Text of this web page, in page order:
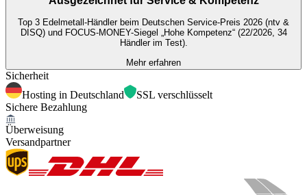
Top 3 Edelmetall-Händler beim Deutschen Service-Preis 2026 (ntv &
DISQ) und FOCUS-MONEY-Siegel „Hohe Kompetenz“ (22/2026, 34
Händler im Test).
Mehr erfahren
Sicherheit
Hosting in Deutschland
SSL verschlüsselt
Sichere Bezahlung
Überweisung
Versandpartner